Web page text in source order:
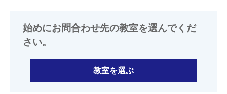
始めにお問合わせ先の教室を選んでくだ
さい。
教室を選ぶ